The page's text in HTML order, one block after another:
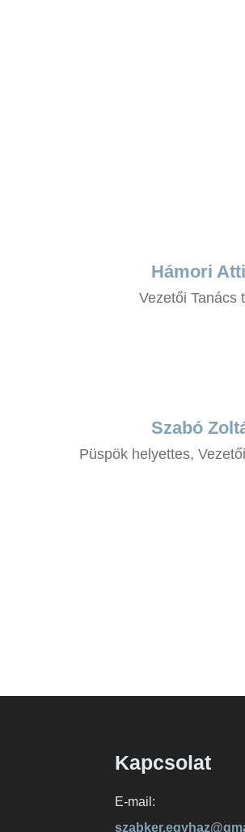
Hámori
Vezetői Tanács
Szabó
Püspök helyettes,
Kapcsolat
E-mail: